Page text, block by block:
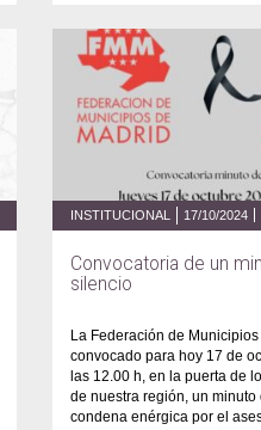
INSTITUCIONAL 17/10/2024
Convocatoria de un
silencio
La Federación de
convocado para hoy 17 de
las 12.00 h, en la puerta de
de nuestra región, un
condena enérgica por el